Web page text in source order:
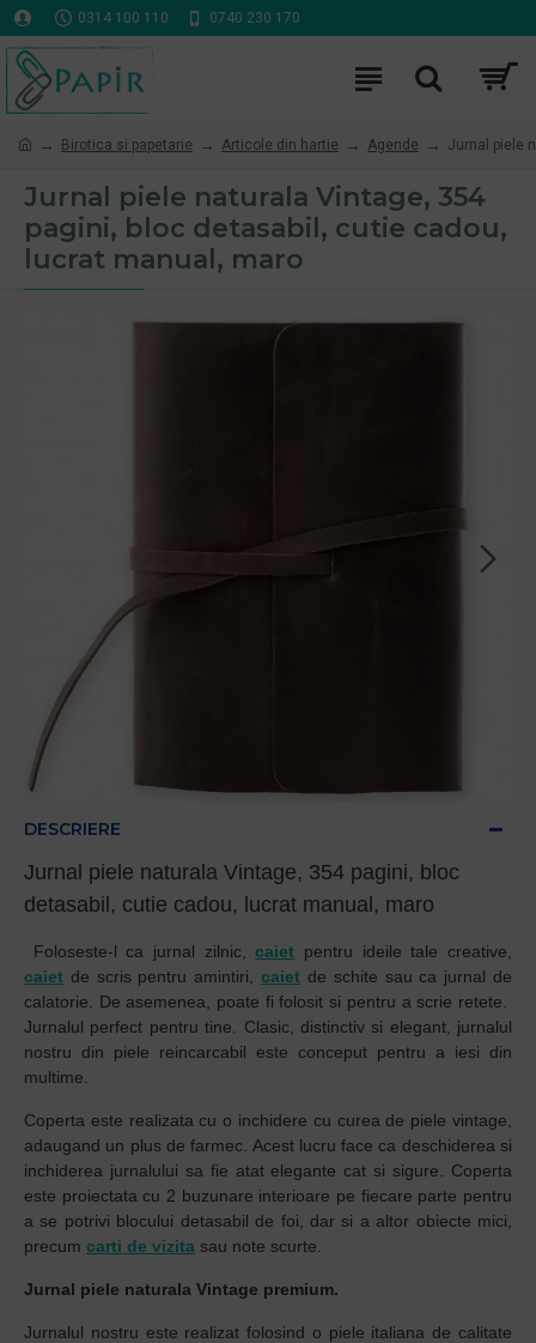
0314 100 110 0740 230 170
Birotica si papetarie Articole din hartie Agende Jurnal piele
Jurnal piele naturala Vintage, 354
pagini, bloc detasabil, cutie cadou,
lucrat manual, maro
DESCRIERE
Jurnal piele naturala Vintage, 354 pagini, bloc
detasabil, cutie cadou, lucrat manual, maro
Foloseste-l ca jurnal zilnic,caiet pentru ideile tale creative,
caiet de scris pentru amintiri,caiet de schite sau ca jurnal de
calatorie. De asemenea, poate fi folosit si pentru a scrie retete.
Jurnalul perfect pentru tine. Clasic, distinctiv si elegant, jurnalul
nostru din piele reincarcabil este conceput pentru a iesi din
multime.
Coperta este realizata cu o inchidere cu curea de piele vintage,
adaugand un plus de farmec. Acest lucru face ca deschiderea si
inchiderea jurnalului sa fie atat elegante cat si sigure. Coperta
este proiectata cu 2 buzunare interioare pe fiecare parte pentru
a se potrivi blocului detasabil de foi, dar si a altor obiecte mici,
precum carti de vizita sau note scurte.
Jurnal piele naturala Vintage premium.
Jurnalul nostru este realizat folosind o piele italiana de calitate